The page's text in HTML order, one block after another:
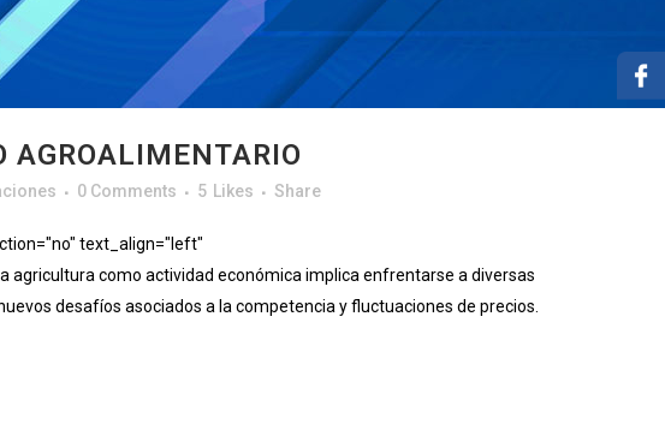
AGROALIMENTARIO
0 Comments 5 Likes Share
text_align="left"
como actividad económica implica enfrentarse a diversas
desafíos asociados a la competencia y fluctuaciones de precios.